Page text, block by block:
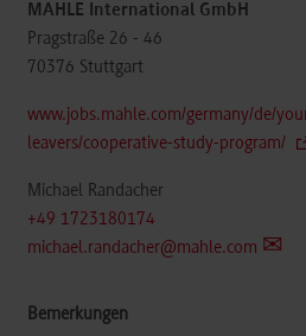
MAHLE International GmbH
Pragstraße 26 - 46
70376 Stuttgart
www.jobs.mahle.com/germany/de/
leavers/cooperative-study-program/
Michael Randacher
+49 1723180174
michael.randacher@mahle.com